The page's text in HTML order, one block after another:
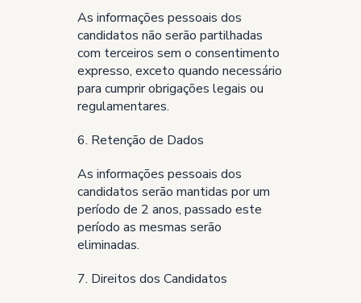
As informações pessoais dos
candidatos não serão partilhadas
com terceiros sem o consentimento
expresso, exceto quando necessário
para cumprir obrigações legais ou
regulamentares.
6. Retenção de Dados
As informações pessoais dos
candidatos serão mantidas por um
período de 2 anos, passado este
período as mesmas serão
eliminadas.
7. Direitos dos Candidatos